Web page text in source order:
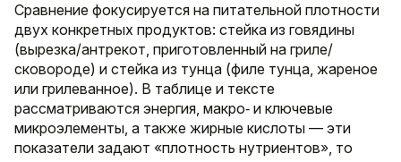
Сравнение фокусируется на питательной плотности
двух конкретных продуктов: стейка из говядины
(вырезка/антрекот, приготовленный на гриле/
сковороде) и стейка из тунца (филе тунца, жареное
или грилеванное). В таблице и тексте
рассматриваются энергия, макро‑ и ключевые
микроэлементы, а также жирные кислоты — эти
показатели задают «плотность нутриентов», то